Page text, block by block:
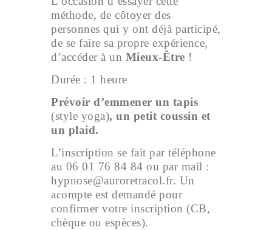
méthode, de côtoyer des
personnes qui y ont déjà participé,
de se faire sa propre expérience,
d’accéder à un Mieux-Être !
Durée : 1 heure
Prévoir d’emmener un tapis
(style yoga), un petit coussin et
un plaid.
L’inscription se fait par téléphone
au 06 01 76 84 84 ou par mail :
hypnose@auroretracol.fr. Un
acompte est demandé pour
confirmer votre inscription (CB,
chèque ou espèces).